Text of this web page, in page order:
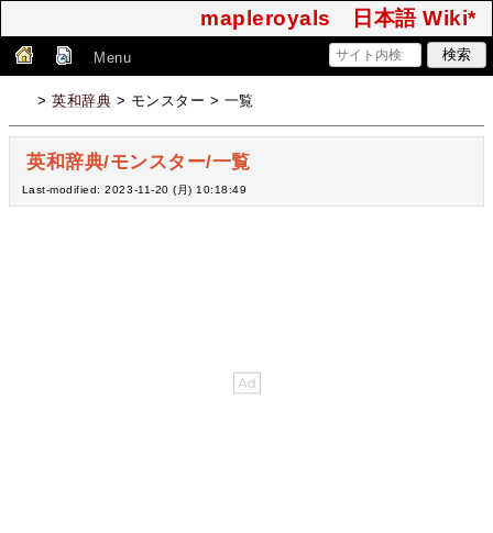
mapleroyals 日本語 Wiki*
Menu
>英和辞典 > モンスター > 一覧
英和辞典/モンスター/一覧
Last-modified: 2023-11-20 (月) 10:18:49